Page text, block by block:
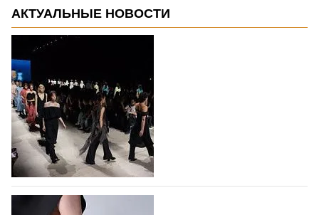
АКТУАЛЬНЫЕ НОВОСТИ
На участие в Московской неделе моды